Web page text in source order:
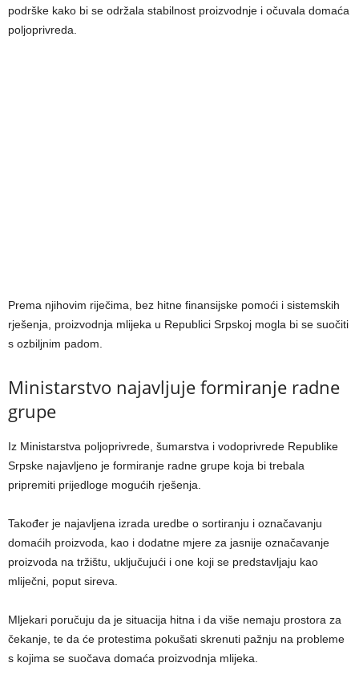
podrške kako bi se održala stabilnost proizvodnje i očuvala domaća
poljoprivreda.
Prema njihovim riječima, bez hitne finansijske pomoći i sistemskih
rješenja, proizvodnja mlijeka u Republici Srpskoj mogla bi se suočiti
s ozbiljnim padom.
Ministarstvo najavljuje formiranje radne
grupe
Iz Ministarstva poljoprivrede, šumarstva i vodoprivrede Republike
Srpske najavljeno je formiranje radne grupe koja bi trebala
pripremiti prijedloge mogućih rješenja.
Također je najavljena izrada uredbe o sortiranju i označavanju
domaćih proizvoda, kao i dodatne mjere za jasnije označavanje
proizvoda na tržištu, uključujući i one koji se predstavljaju kao
mliječni, poput sireva.
Mljekari poručuju da je situacija hitna i da više nemaju prostora za
čekanje, te da će protestima pokušati skrenuti pažnju na probleme
s kojima se suočava domaća proizvodnja mlijeka.